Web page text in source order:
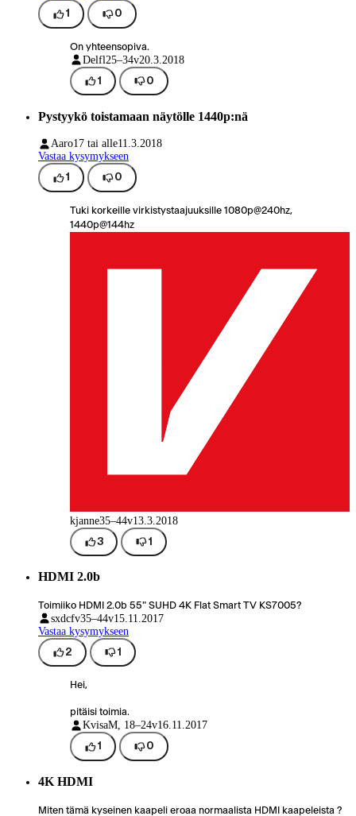
1 0
On yhteensopiva.
Delfl 25–34v20.3.2018
1 0
Pystyykö toistamaan näytölle 1440p:nä
Aaro17 tai alle11.3.2018
Vastaa kysymykseen
1 0
Tuki korkeille virkistystaajuuksille 1080p@240hz,
1440p@144hz
kjanne35–44v13.3.2018
3 1
HDMI 2.0b
Toimiiko HDMI 2.0b 55" SUHD 4K Flat Smart TV KS7005?
sxdcfv35–44v15.11.2017
Vastaa kysymykseen
2 1
Hei,
pitäisi toimia.
KvisaM, 18–24v16.11.2017
1 0
4K HDMI
Miten tämä kyseinen kaapeli eroaa normaalista HDMI kaapeleista ?